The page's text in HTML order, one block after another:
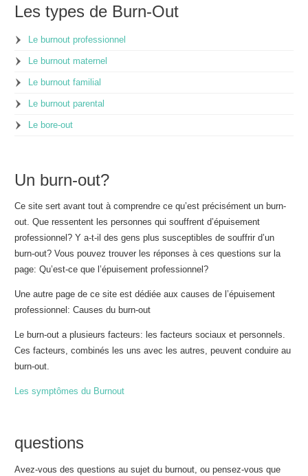
Les types de Burn-Out
Le burnout professionnel
Le burnout maternel
Le burnout familial
Le burnout parental
Le bore-out
Un burn-out?
Ce site sert avant tout à comprendre ce qu’est précisément un burn-
out. Que ressentent les personnes qui souffrent d’épuisement
professionnel? Y a-t-il des gens plus susceptibles de souffrir d’un
burn-out? Vous pouvez trouver les réponses à ces questions sur la
page: Qu’est-ce que l’épuisement professionnel?
Une autre page de ce site est dédiée aux causes de l’épuisement
professionnel: Causes du burn-out
Le burn-out a plusieurs facteurs: les facteurs sociaux et personnels.
Ces facteurs, combinés les uns avec les autres, peuvent conduire au
burn-out.
Les symptômes du Burnout
questions
Avez-vous des questions au sujet du burnout, ou pensez-vous que